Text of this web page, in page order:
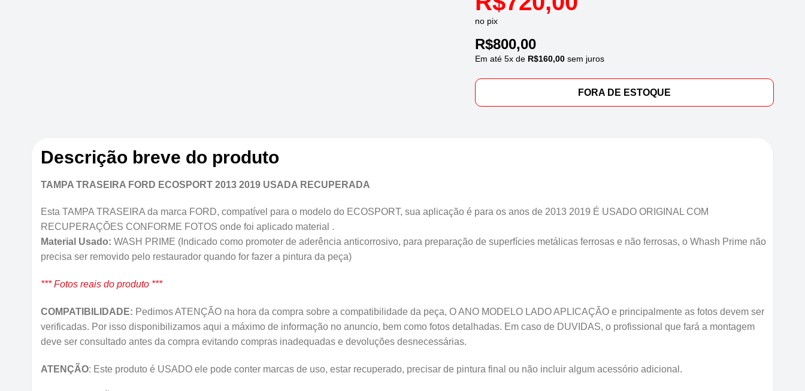
no pix
R$800,00
Em até 5x de R$160,00sem juros
FORA DE ESTOQUE
Descrição breve do produto
TAMPA TRASEIRA FORD ECOSPORT 2013 2019 USADA RECUPERADA
Esta TAMPA TRASEIRA da marca FORD, compatível para o modelo do ECOSPORT, sua aplicação é para os anos de 2013 2019 É USADO ORIGINAL COM
RECUPERAÇÕES CONFORME FOTOS onde foi aplicado material .
Material Usado: WASH PRIME (Indicado como promoter de aderência anticorrosivo, para preparação de superfícies metálicas ferrosas e não ferrosas, o Whash Prime não
precisa ser removido pelo restaurador quando for fazer a pintura da peça)
*** Fotos reais do produto ***
COMPATIBILIDADE: Pedimos ATENÇÃO na hora da compra sobre a compatibilidade da peça, O ANO MODELO LADO APLICAÇÃO e principalmente as fotos devem ser
verificadas. Por isso disponibilizamos aqui a máximo de informação no anuncio, bem como fotos detalhadas. Em caso de DUVIDAS, o profissional que fará a montagem
deve ser consultado antes da compra evitando compras inadequadas e devoluções desnecessárias.
ATENÇÃO: Este produto é USADO ele pode conter marcas de uso, estar recuperado, precisar de pintura final ou não incluir algum acessório adicional.